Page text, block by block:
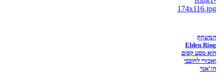
המשחק
Elden Ring
הוא מסע קסום
ואכזרי לחובבי
הז'אנר